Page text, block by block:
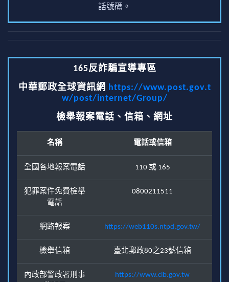
話號碼。
165反詐騙宣導專區
中華郵政全球資訊網 https://www.post.gov.t
w/post/internet/Group/
檢舉報案電話、信箱、網址
名稱 電話或信箱
全國各地報案電話 110 或 165
犯罪案件免費檢舉
電話
0800211511
網路報案 https://web110s.ntpd.gov.tw/
檢舉信箱 臺北郵政80之23號信箱
內政部警政署刑事
https://www.cib.gov.tw